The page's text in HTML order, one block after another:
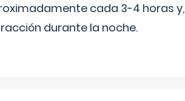
cada 3-4 horas
durante la noche.